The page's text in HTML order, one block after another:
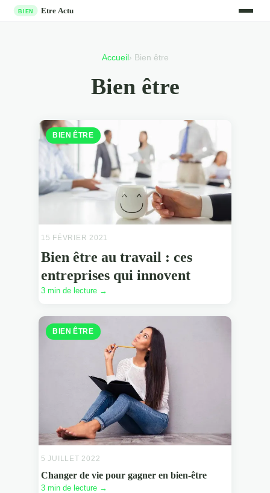
Accueil › Bien être
Bien être
BIEN ÊTRE
15 FÉVRIER 2021
Bien être au travail : ces
entreprises qui innovent
3 min de lecture →
BIEN ÊTRE
5 JUILLET 2022
Changer de vie pour gagner en bien-être
3 min de lecture →